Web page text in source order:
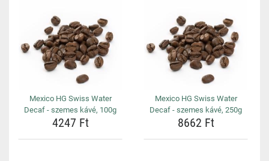
Mexico HG Swiss Water
Decaf - szemes kávé, 100g
4247 Ft
Mexico HG Swiss Water
Decaf - szemes kávé, 250g
8662 Ft